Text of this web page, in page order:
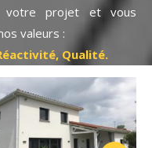
votre projet et vous
valeurs :
Qualité.